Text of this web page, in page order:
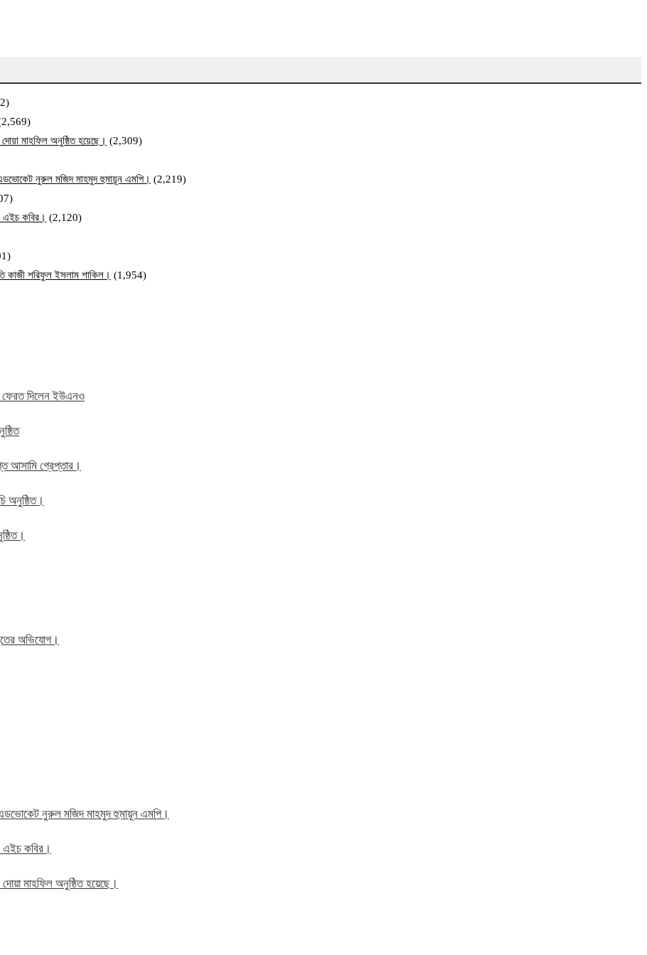
মাহফিল অনুষ্ঠিত হয়েছে। (2,309)
এডভোকেট নুরুল মজিদ মাহমুদ হুমায়ূন এমপি। (2,219)
এইচ কবির। (2,120)
কাজী শরিফুল ইসলাম শাকিল। (1,954)
ফেরত দিলেন ইউএনও
আসামি গ্রেপ্তার।
অনুষ্ঠিত।
অভিযোগ।
এডভোকেট নুরুল মজিদ মাহমুদ হুমায়ূন এমপি।
এইচ কবির।
মাহফিল অনুষ্ঠিত হয়েছে।